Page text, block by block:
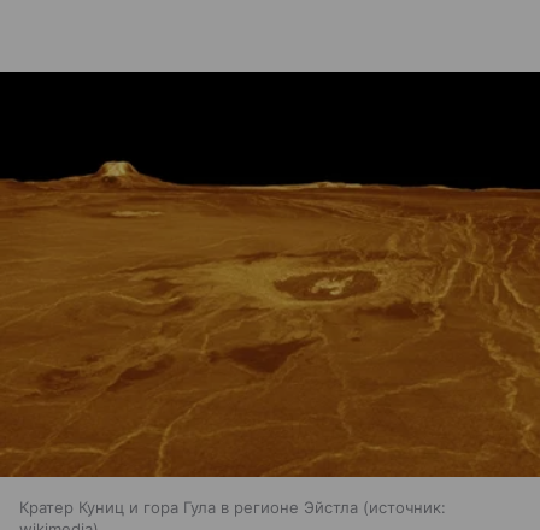
Кратер Куниц и гора Гула в регионе Эйстла
источник: